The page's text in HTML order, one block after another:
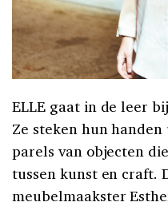
ELLE gaat in de leer
Ze steken hun
parels van objecten
tussen kunst en craft.
meubelmaakster